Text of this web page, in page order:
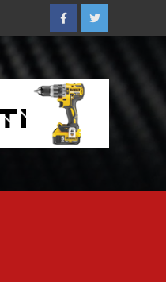
FacebookTwitter